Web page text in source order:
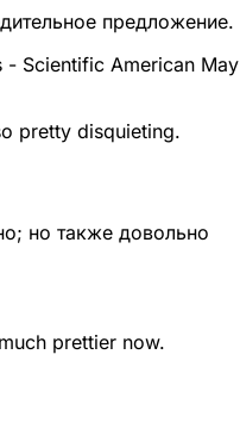
предложение.
- Scientific American May
pretty disquieting.
но также довольно
prettier now.